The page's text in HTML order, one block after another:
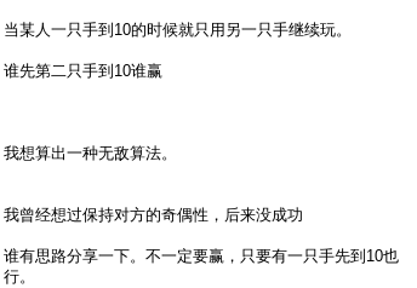
当某人一只手到10的时候就只用另一只手继续玩。
谁先第二只手到10谁赢
我想算出一种无敌算法。
我曾经想过保持对方的奇偶性，后来没成功
谁有思路分享一下。不一定要赢，只要有一只手先到10也
行。